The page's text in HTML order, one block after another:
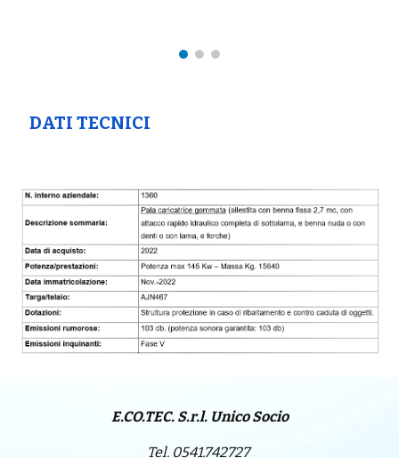
DATI TECNICI
E.CO.TEC. S.r.l. Unico Socio
Tel. 0541.742727